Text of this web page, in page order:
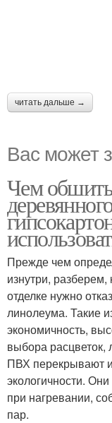
читать дальше →
Вас может
Чем
Прежде чем
изнутри,
отделке нужно
линолеума. Такие
экономичность,
выбора расцветок,
ПВХ перекрывают
экологичности.
при нагревании,
пар.